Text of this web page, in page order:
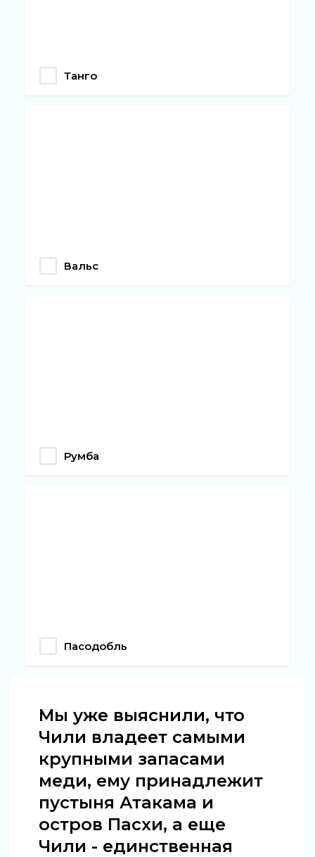
Танго
Вальс
Румба
Пасодобль
Мы уже выяснили, что
Чили владеет самыми
крупными запасами
меди, ему принадлежит
пустыня Атакама и
остров Пасхи, а еще
Чили - единственная